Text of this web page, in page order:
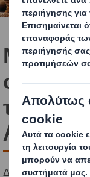
Με
της DS
Δυναμικό παρόν